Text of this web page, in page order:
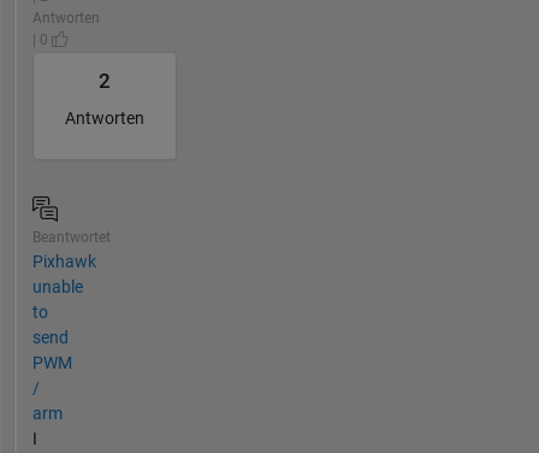
Antworten
| 0
2
Antworten
Beantwortet
Pixhawk
unable
to
send
PWM
/
arm
I